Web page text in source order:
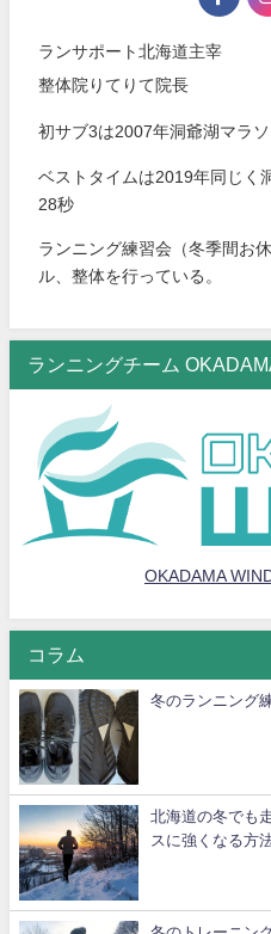
ランサポート北海道主宰
整体院りてりて院長
初サブ3は2007年洞爺湖マラ
ベストタイムは2019年同じく
28秒
ランニング練習会（冬季間お
ル、整体を行っている。
ランニングチーム
OKADAMA
コラム
冬のランニング
北海道の冬でも
スに強くなる方